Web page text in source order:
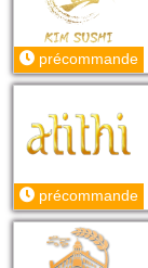
précommande
précommande